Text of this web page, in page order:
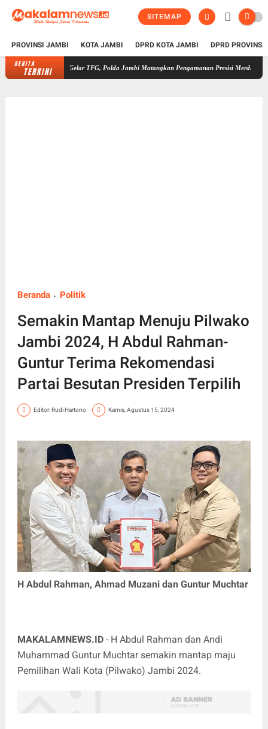
SITEMAP
PROVINSI JAMBI KOTA JAMBI DPRD KOTA JAMBI DPRD
BERITA
TERKINI
Gelar TFG, Polda Jambi Matangkan Pengamanan Presisi Merdeka Run 2026,
Beranda Politik
Semakin Mantap Menuju Pilwako
Jambi 2024, H Abdul Rahman-
Guntur Terima Rekomendasi
Partai Besutan Presiden Terpilih
Editor: Rudi Hartono Kamis, Agustus 15, 2024
H Abdul Rahman, Ahmad Muzani dan Guntur Muchtar
MAKALAMNEWS.ID - H Abdul Rahman dan Andi
Muhammad Guntur Muchtar semakin mantap maju
Pemilihan Wali Kota (Pilwako) Jambi 2024.